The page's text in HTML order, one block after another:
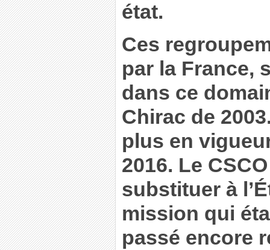
état.
Ces
par la France,
dans ce
Chirac de
plus en
2016. Le
substituer à
mission qui
passé encore